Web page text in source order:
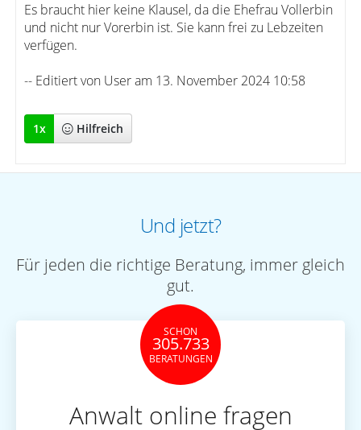
Es braucht hier keine Klausel, da die Ehefrau Vollerbin
und nicht nur Vorerbin ist. Sie kann frei zu Lebzeiten
verfügen.
-- Editiert von User am 13. November 2024 10:58
1x Hilfreich
Und jetzt?
Für jeden die richtige Beratung, immer gleich
gut.
SCHON
305.733
BERATUNGEN
Anwalt online fragen